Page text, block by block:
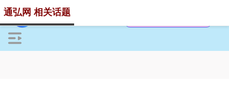
通弘网 相关话题